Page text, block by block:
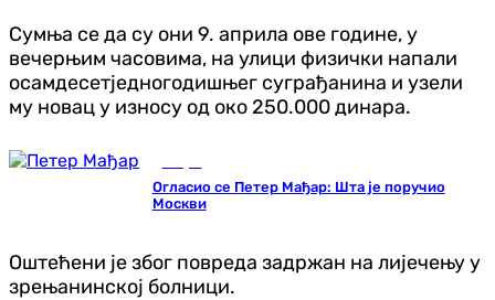
Сумња се да су они 9. априла ове године, у
вечерњим часовима, на улици физички напали
осамдесетједногодишњег суграђанина и узели
му новац у износу од око 250.000 динара.
Огласио се Петер Мађар: Шта је поручио
Москви
Оштећени је због повреда задржан на лијечењу у
зрењанинској болници.